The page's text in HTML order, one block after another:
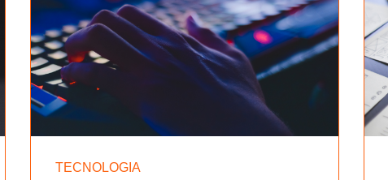
TECNOLOGIA